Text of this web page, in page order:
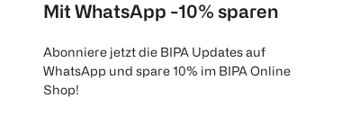
Mit WhatsApp -10% sparen
Abonniere jetzt die BIPA Updates auf
WhatsApp und spare 10% im BIPA Online
Shop!